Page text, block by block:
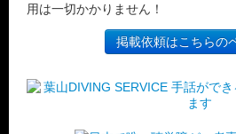
用は一切かかりません！
掲載依頼はこちらの